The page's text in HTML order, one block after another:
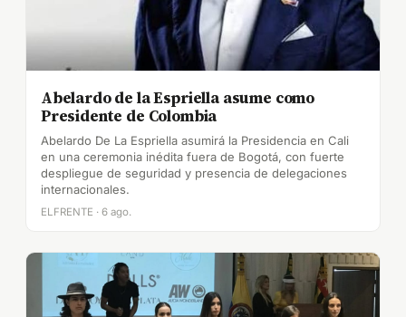
Abelardo de la Espriella asume como
Presidente de Colombia
Abelardo De La Espriella asumirá la Presidencia en Cali
en una ceremonia inédita fuera de Bogotá, con fuerte
despliegue de seguridad y presencia de delegaciones
internacionales.
ELFRENTE · 6 ago.